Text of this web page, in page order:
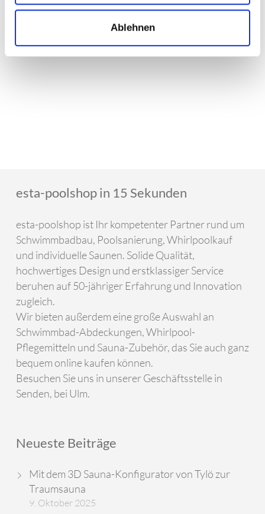
Ablehnen
esta-poolshop in 15 Sekunden
esta-poolshop ist Ihr kompetenter Partner rund um
Schwimmbadbau, Poolsanierung, Whirlpoolkauf
und individuelle Saunen. Solide Qualität,
hochwertiges Design und erstklassiger Service
beruhen auf 50-jähriger Erfahrung und Innovation
zugleich.
Wir bieten außerdem eine große Auswahl an
Schwimmbad-Abdeckungen, Whirlpool-
Pflegemitteln und Sauna-Zubehör, das Sie auch ganz
bequem online kaufen können.
Besuchen Sie uns in unserer Geschäftsstelle in
Senden, bei Ulm.
Neueste Beiträge
Mit dem 3D Sauna-Konfigurator von Tylö zur
Traumsauna
9. Oktober 2025